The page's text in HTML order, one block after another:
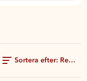
Sortera efter: